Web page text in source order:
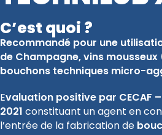
C’est quoi ?
Recommandé pour une
de Champagne, vins
bouchons techniques micro-
Evaluation positive par CECAF –
2021 constituant un agent en
l’entrée de la fabrication de